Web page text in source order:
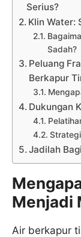
Serius?
Klin Water:
Sadah?
Peluang
Berkapur
Dukungan
Jadilah
Menjadi
Air berkapur